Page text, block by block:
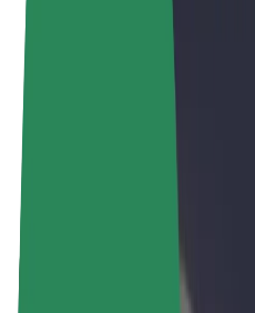
Felhasználási feltételek